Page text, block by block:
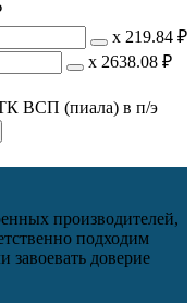
х 219.84 ₽
х 2638.08 ₽
ВСП (пиала) в п/э
производителей,
подходим
завоевать доверие